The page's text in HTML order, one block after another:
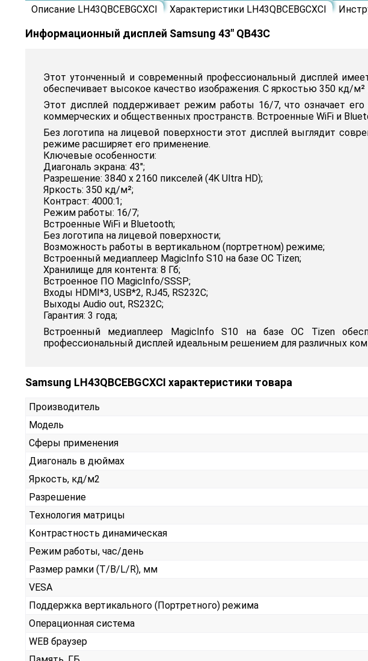
Описание LH43QBCEBGCXCI Характеристики LH43QBCEBGCXCI
Информационный дисплей Samsung 43" QB43C
Этот утонченный и современный профессиональный дисплей
обеспечивает высокое качество изображения. С яркостью 350 кд/
Этот дисплей поддерживает режим работы 16/7, что означает
коммерческих и общественных пространств. Встроенные WiFi и
Без логотипа на лицевой поверхности этот дисплей выглядит
режиме расширяет его применение.
Ключевые особенности:
Диагональ экрана: 43″;
Разрешение: 3840 х 2160 пикселей (4K Ultra HD);
Яркость: 350 кд/м²;
Контраст: 4000:1;
Режим работы: 16/7;
Встроенные WiFi и Bluetooth;
Без логотипа на лицевой поверхности;
Возможность работы в вертикальном (портретном) режиме;
Встроенный медиаплеер MagicInfo S10 на базе ОС Tizen;
Хранилище для контента: 8 Гб;
Встроенное ПО MagicInfo/SSSP;
Входы HDMI*3, USB*2, RJ45, RS232С;
Выходы Audio out, RS232С;
Гарантия: 3 года;
Встроенный медиаплеер MagicInfo S10 на базе ОС Tizen
профессиональный дисплей идеальным решением для различных
Samsung LH43QBCEBGCXCI характеристики товара
Производитель
Модель
Сферы применения
Диагональ в дюймах
Яркость, кд/м2
Разрешение
Технология матрицы
Контрастность динамическая
Режим работы, час/день
Размер рамки (T/B/L/R), мм
VESA
Поддержка вертикального (Портретного) режима
Операционная система
WEB браузер